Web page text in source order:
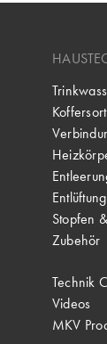
Entlüftung
Stopfen
Zubehör
Technik
Videos
MKV